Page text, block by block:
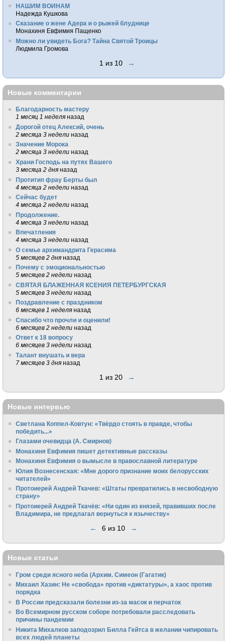
НАШИМ ВОИНАМ
Надежда Кушкова
Сказание о жене Адера и о рыжей блуднице
Монахиня Евфимия Пащенко
Можно ли увидеть Бога? Тайна Святой Троицы
Людмила Громова
1 из 10 →
Новые комментарии
Благодарность мастеру
1 месяц 1 неделя назад
Дорогой отец Алексий, очень
2 месяца 3 недели назад
Значение Морока
2 месяца 3 недели назад
Храни Господь на путях Вашего
3 месяца 2 дня назад
Протитип фрау Берты был
4 месяца 2 недели назад
Сейчас будет
4 месяца 2 недели назад
Продолжение.
4 месяца 3 недели назад
Впечатления
4 месяца 3 недели назад
О семье архимандрита Герасима
5 месяцев 2 дня назад
Почему с эмоциональностью
5 месяцев 2 недели назад
СВЯТАЯ БЛАЖЕННАЯ КСЕНИЯ ПЕТЕРБУРГСКАЯ
5 месяцев 3 недели назад
Поздравление с праздником
6 месяцев 1 неделя назад
Спасибо что прочли и оценили!
6 месяцев 2 недели назад
Ответ к 18 вопросу
6 месяцев 3 недели назад
Талант внушать и вера
7 месяцев 3 дня назад
1 из 20 →
Новые интервью
Светлана Коппел-Ковтун: «Твёрдо стоять в правде, чтобы
победить...»
Глазами очевидца (А. Смирнов)
Монахиня Евфимия пишет детективные рассказы
Монахиня Евфимия о вымысле в православной литературе
Юлия Вознесенская: «Мне дорого признание моих белорусских
читателей»
Протоиерей Андрей Ткачев: «Штаты превратились в несвободную
страну»
Протоиерей Андрей Ткачёв: «Ни один из князей, правивших после
Владимира, не предлагал вернуться к язычеству»
← 6 из 10 →
Новые статьи
Гром среди ясного неба (Архим. Симеон (Гагатик)
Михаил Хазин: Не «свобода» против «диктатуры», а хаос против
порядка
В России предсказали болезни из-за масок и перчаток
Во Всемирном русском соборе потребовали расследовать
причины пандемии
Никита Михалков заподозрил Билла Гейтса в желании чипировать
всех людей планеты